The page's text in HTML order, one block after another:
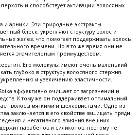
перхоть и способствует активации волосяных
и арники. Эти природные экстракты
блеск, укрепляют структуру волос и
желез, что помогает поддерживать волосы
времени. Но в то же время они не
значительным преимуществом.
Его молекулы имеют очень маленький
глубоко в структуру волосяного стержня.
укреплению и увеличению эластичности.
эффективно очищает от загрязнений и
К тому же он поддерживает оптимальный
волосы мягкими и шелковистыми. Одно из
заключается в его свойстве защищать пряди
и негативного влияния внешних
парабенов и силиконов. поэтому не